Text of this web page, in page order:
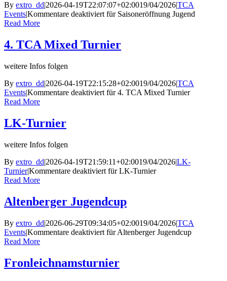
By extro_dd|2026-04-19T22:07:07+02:0019/04/2026|TCA
Events|Kommentare deaktiviert für Saisoneröffnung Jugend
Read More
4. TCA Mixed Turnier
weitere Infos folgen
By extro_dd|2026-04-19T22:15:28+02:0019/04/2026|TCA
Events|Kommentare deaktiviert für 4. TCA Mixed Turnier
Read More
LK-Turnier
weitere Infos folgen
By extro_dd|2026-04-19T21:59:11+02:0019/04/2026|LK-
Turnier|Kommentare deaktiviert für LK-Turnier
Read More
Altenberger Jugendcup
By extro_dd|2026-06-29T09:34:05+02:0019/04/2026|TCA
Events|Kommentare deaktiviert für Altenberger Jugendcup
Read More
Fronleichnamsturnier